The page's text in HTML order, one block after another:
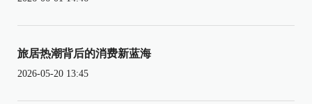
旅居热潮背后的消费新蓝海
2026-05-20 13:45